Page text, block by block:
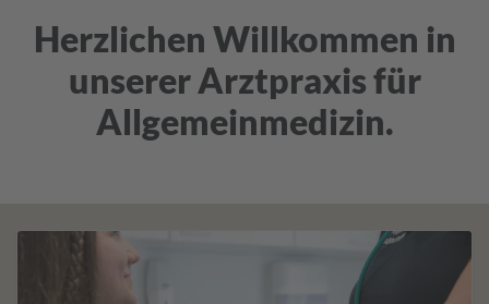
Herzlichen Willkommen in
unserer Arztpraxis für
Allgemeinmedizin.